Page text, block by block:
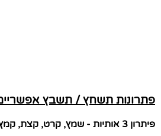
פתרונות תשחץ / תשבץ
פיתרון 3 אותיות - שמץ, קרט, קצת, קמץ, מעט,טפי